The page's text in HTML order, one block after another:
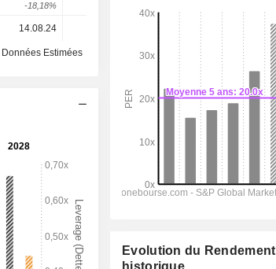
-18,18%
14.08.24
Données Estimées
Evolution du Rendement